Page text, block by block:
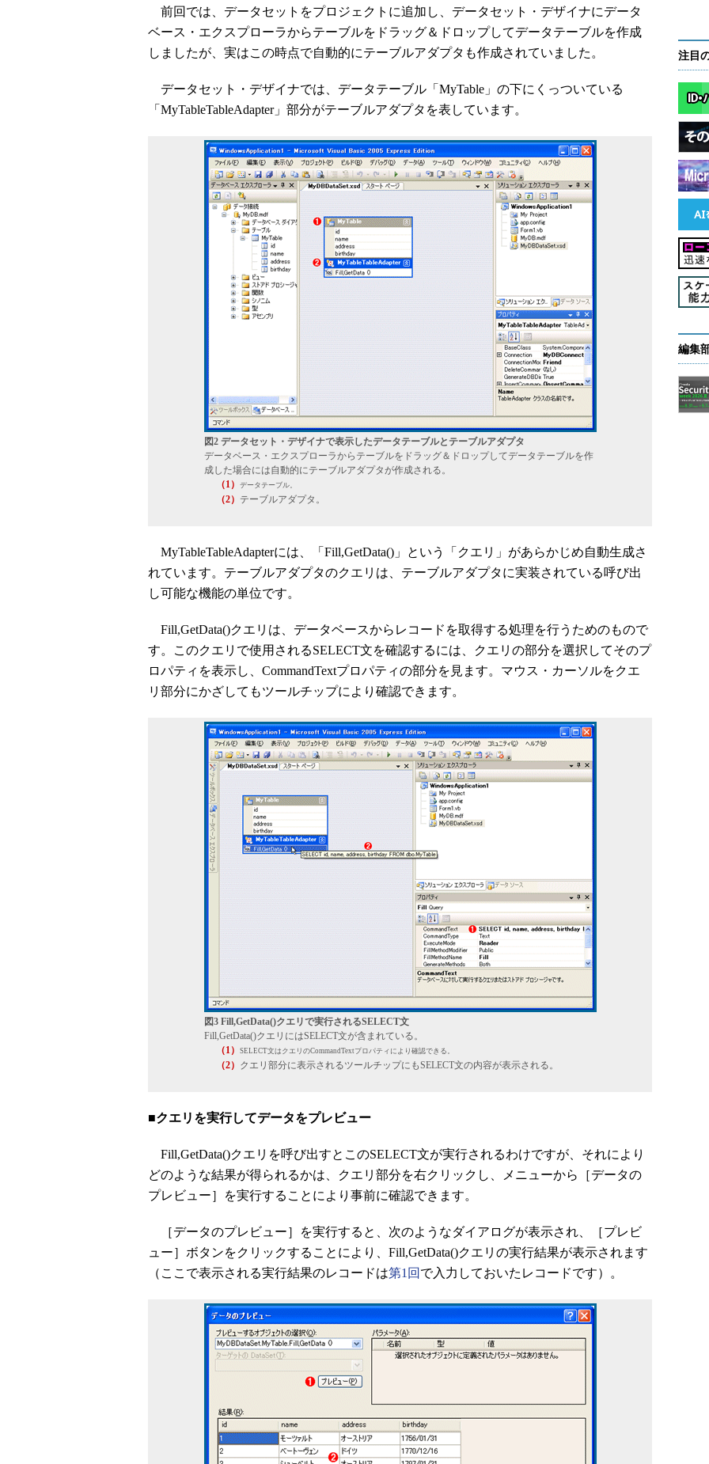
前回では、データセットをプロジェクトに追加し、データセット・デザイナにデータ
ベース・エクスプローラからテーブルをドラッグ＆ドロップしてデータテーブルを作成
しましたが、実はこの時点で自動的にテーブルアダプタも作成されていました。
データセット・デザイナでは、データテーブル「MyTable」の下にくっついている
「MyTableTableAdapter」部分がテーブルアダプタを表しています。
図2 データセット・デザイナで表示したデータテーブルとテーブルアダプタ
データベース・エクスプローラからテーブルをドラッグ＆ドロップしてデータテーブルを作
成した場合には自動的にテーブルアダプタが作成される。
（1）
データテーブル。
（2） テーブルアダプタ。
MyTableTableAdapterには、「Fill,GetData()」という「クエリ」があらかじめ自動生成さ
れています。テーブルアダプタのクエリは、テーブルアダプタに実装されている呼び出
し可能な機能の単位です。
Fill,GetData()クエリは、データベースからレコードを取得する処理を行うためのもので
す。このクエリで使用されるSELECT文を確認するには、クエリの部分を選択してそのプ
ロパティを表示し、CommandTextプロパティの部分を見ます。マウス・カーソルをクエ
リ部分にかざしてもツールチップにより確認できます。
図3 Fill,GetData()クエリで実行されるSELECT文
Fill,GetData()クエリにはSELECT文が含まれている。
（1）
SELECT文はクエリのCommandTextプロパティにより確認できる。
（2） クエリ部分に表示されるツールチップにもSELECT文の内容が表示される。
■クエリを実行してデータをプレビュー
Fill,GetData()クエリを呼び出すとこのSELECT文が実行されるわけですが、それにより
どのような結果が得られるかは、クエリ部分を右クリックし、メニューから［データの
プレビュー］を実行することにより事前に確認できます。
［データのプレビュー］を実行すると、次のようなダイアログが表示され、［プレビ
ュー］ボタンをクリックすることにより、Fill,GetData()クエリの実行結果が表示されます
（ここで表示される実行結果のレコードは第1回 で入力しておいたレコードです）。
注目
編集